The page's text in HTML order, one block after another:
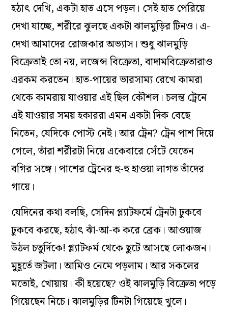
হঠাৎ দেখি, একটা হাত এসে পড়ল। সেই হাত পেরিয়ে
দেখা যাচ্ছে, শরীরে ঝুলছে একটা ঝালমুড়ির টিনও। এ-
দেখা আমাদের রোজকার অভ্যাস। শুধু ঝালমুড়ি
বিক্রেতাই তো নয়, লজেন্স বিক্রেতা, বাদামবিক্রেতারাও
এরকম করতেন। হাত-পায়ের ভারসাম্য রেখে কামরা
থেকে কামরায় যাওয়ার এই ছিল কৌশল। চলন্ত ট্রেনে
এই যাওয়ার সময় হকাররা এমন একটা দিক বেছে
নিতেন, যেদিকে পোস্ট নেই। আর ট্রেন? ট্রেন পাশ দিয়ে
গেলে, তাঁরা শরীরটা নিয়ে একেবারে সেঁটে যেতেন
বগির সঙ্গে। পাশের ট্রেনের হু-হু হাওয়া লাগত তাঁদের
গায়ে।
যেদিনের কথা বলছি, সেদিন প্ল্যাটফর্মে ট্রেনটা ঢুকবে
ঢুকবে করছে, হঠাৎ ঝাঁ-আ-ক করে ব্রেক। আওয়াজ
উঠল চতুর্দিকে! প্ল্যাটফর্ম থেকে ছুটে আসছে লোকজন।
মুহূর্তে জটলা। আমিও নেমে পড়লাম। আর সকলের
মতোই, খোয়ায়। কী হয়েছে? ওই ঝালমুড়ি বিক্রেতা পড়ে
গিয়েছেন নিচে। ঝালমুড়ির টিনটা গিয়েছে খুলে।